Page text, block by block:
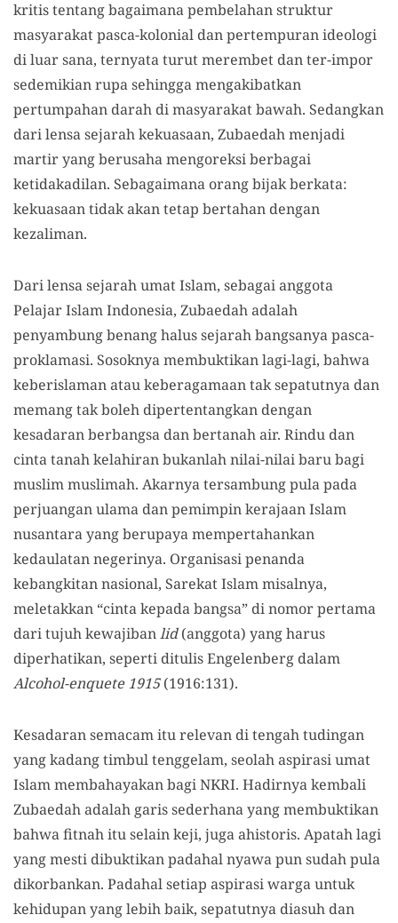
kritis tentang bagaimana pembelahan struktur
masyarakat pasca-kolonial dan pertempuran ideologi
di luar sana, ternyata turut merembet dan ter-impor
sedemikian rupa sehingga mengakibatkan
pertumpahan darah di masyarakat bawah. Sedangkan
dari lensa sejarah kekuasaan, Zubaedah menjadi
martir yang berusaha mengoreksi berbagai
ketidakadilan. Sebagaimana orang bijak berkata:
kekuasaan tidak akan tetap bertahan dengan
kezaliman.
Dari lensa sejarah umat Islam, sebagai anggota
Pelajar Islam Indonesia, Zubaedah adalah
penyambung benang halus sejarah bangsanya pasca-
proklamasi. Sosoknya membuktikan lagi-lagi, bahwa
keberislaman atau keberagamaan tak sepatutnya dan
memang tak boleh dipertentangkan dengan
kesadaran berbangsa dan bertanah air. Rindu dan
cinta tanah kelahiran bukanlah nilai-nilai baru bagi
muslim muslimah. Akarnya tersambung pula pada
perjuangan ulama dan pemimpin kerajaan Islam
nusantara yang berupaya mempertahankan
kedaulatan negerinya. Organisasi penanda
kebangkitan nasional, Sarekat Islam misalnya,
meletakkan “cinta kepada bangsa” di nomor pertama
dari tujuh kewajibanlid(anggota) yang harus
diperhatikan, seperti ditulis Engelenberg dalam
Alcohol-enquete 1915(1916:131).
Kesadaran semacam itu relevan di tengah tudingan
yang kadang timbul tenggelam, seolah aspirasi umat
Islam membahayakan bagi NKRI. Hadirnya kembali
Zubaedah adalah garis sederhana yang membuktikan
bahwa fitnah itu selain keji, juga ahistoris. Apatah lagi
yang mesti dibuktikan padahal nyawa pun sudah pula
dikorbankan. Padahal setiap aspirasi warga untuk
kehidupan yang lebih baik, sepatutnya diasuh dan